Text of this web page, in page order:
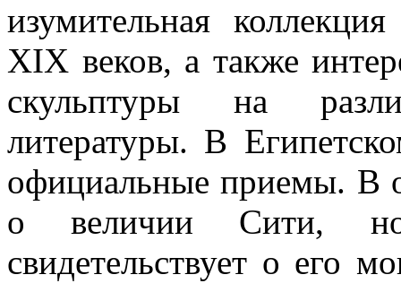
изумительная
ХIХ веков, а также
скульптуры на
литературы. В
официальные приемы. В
о величии Сити,
свидетельствует о его